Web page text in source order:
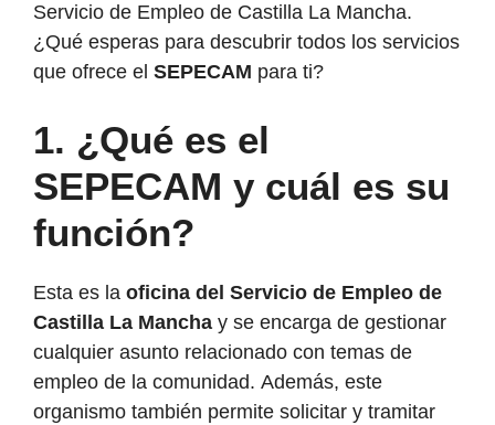
Servicio de Empleo de Castilla La Mancha.
¿Qué esperas para descubrir todos los servicios
que ofrece el SEPECAM para ti?
1. ¿Qué es el
SEPECAM y cuál es su
función?
Esta es la oficina del Servicio de Empleo de
Castilla La Mancha y se encarga de gestionar
cualquier asunto relacionado con temas de
empleo de la comunidad. Además, este
organismo también permite solicitar y tramitar